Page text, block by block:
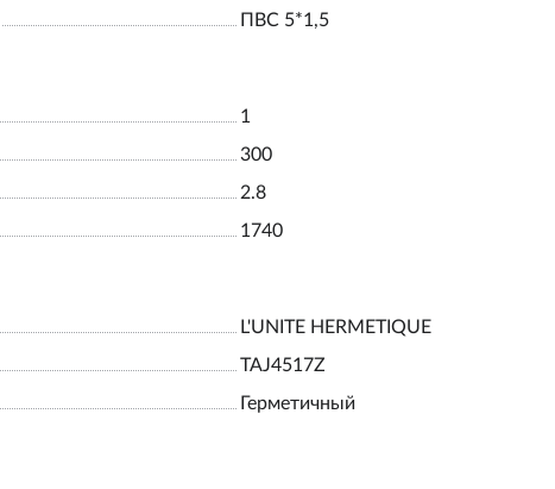
ПВС 5*1,5
1
300
2.8
1740
L'UNITE HERMETIQUE
TAJ4517Z
Герметичный